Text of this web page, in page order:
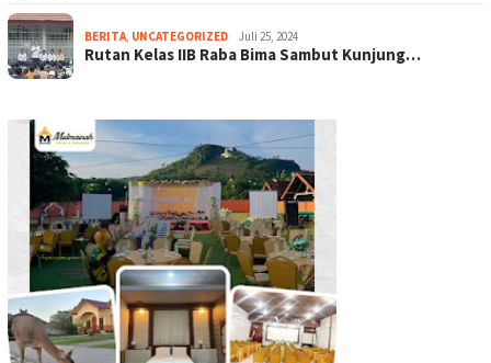
BERITA, UNCATEGORIZED Juli 25, 2024
Rutan Kelas IIB Raba Bima Sambut Kunjung…